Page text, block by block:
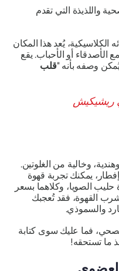
واللذيذة التي تقدم
الكلاسيكية، يُعد هذا المكان
أو الأحباب. يقع
وصفه بأنه "قلب
وخالية من الغلوتين.
يمكنك تجربة قهوة
حليب الصويا، وكلاهما بسعر
القهوة، فقد تُعجبك
والسموذي.
فما عليك سوى كتابة
تستحقه!